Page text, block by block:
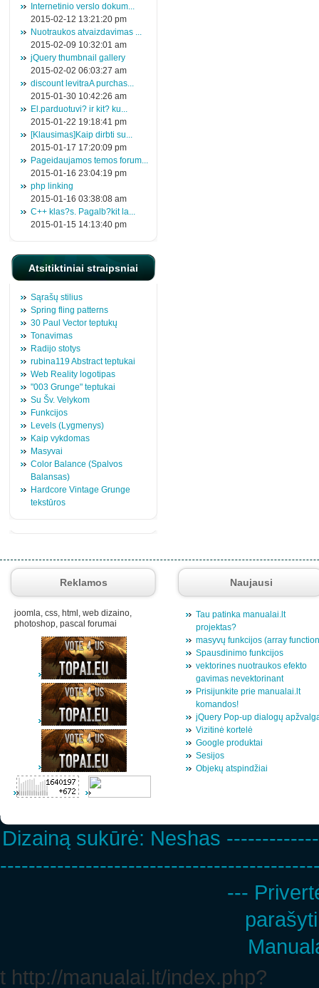
Internetinio verslo dokum...
2015-02-12 13:21:20 pm
Nuotraukos atvaizdavimas ...
2015-02-09 10:32:01 am
jQuery thumbnail gallery
2015-02-02 06:03:27 am
discount levitraA purchas...
2015-01-30 10:42:26 am
El.parduotuvi? ir kit? ku...
2015-01-22 19:18:41 pm
[Klausimas]Kaip dirbti su...
2015-01-17 17:20:09 pm
Pageidaujamos temos forum...
2015-01-16 23:04:19 pm
php linking
2015-01-16 03:38:08 am
C++ klas?s. Pagalb?kit la...
2015-01-15 14:13:40 pm
Atsitiktiniai straipsniai
Sąrašų stilius
Spring fling patterns
30 Paul Vector teptukų
Tonavimas
Radijo stotys
rubina119 Abstract teptukai
Web Reality logotipas
"003 Grunge" teptukai
Su Šv. Velykom
Funkcijos
Levels (Lygmenys)
Kaip vykdomas
Masyvai
Color Balance (Spalvos
Balansas)
Hardcore Vintage Grunge
tekstūros
Reklamos
joomla, css, html, web dizaino,
photoshop, pascal forumai
Naujausi
Tau patinka manualai.lt
projektas?
masyvų funkcijos (array
Spausdinimo funkcijos
vektorines nuotraukos efekto
gavimas nevektorinant
Prisijunkite prie manualai.lt
komandos!
jQuery Pop-up dialogų
Vizitinė kortelė
Google produktai
Sesijos
Objekų atspindžiai
Dizainą sukūrė: Neshas
---
t http://manualai.lt/index.php?